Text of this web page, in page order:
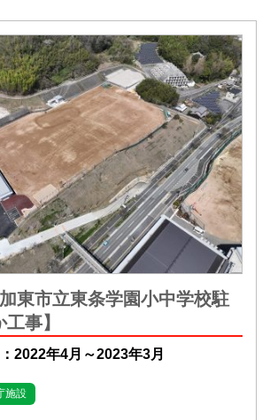
加東市立東条学園小中学校駐
事】
2022年4月～2023年3月
施設